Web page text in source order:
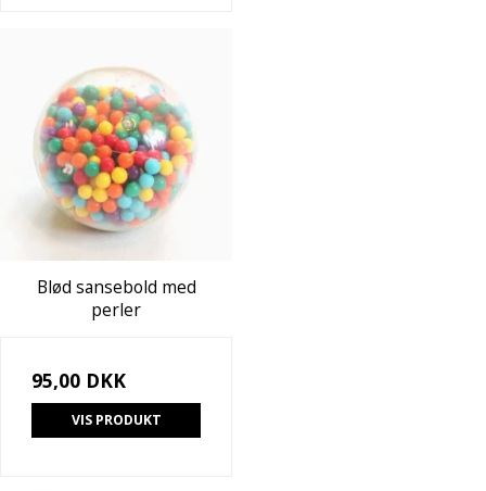
Blød sansebold med
perler
95,00 DKK
VIS PRODUKT